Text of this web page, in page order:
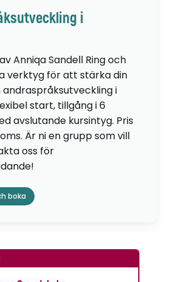
i
Anniqa Sandell Ring och
verktyg för att stärka din
andraspråksutveckling i
start, tillgång i 6
avslutande kursintyg. Pris
Är ni en grupp som vill
oss för
boka